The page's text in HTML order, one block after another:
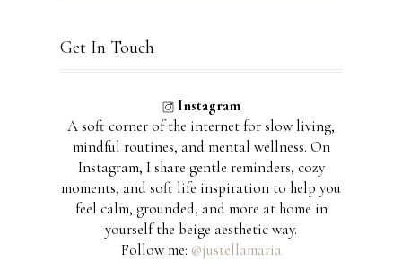
Get In Touch
Instagram
A soft corner of the internet for slow living,
mindful routines, and mental wellness. On
Instagram, I share gentle reminders, cozy
moments, and soft life inspiration to help you
feel calm, grounded, and more at home in
yourself the beige aesthetic way.
Follow me: @justellamaria